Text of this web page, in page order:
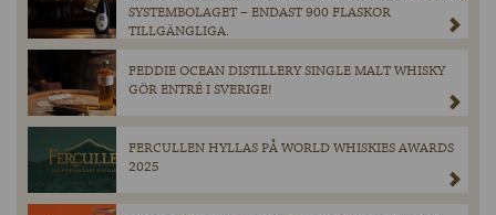
SYSTEMBOLAGET – ENDAST 900 FLASKOR
TILLGÄNGLIGA.
FEDDIE OCEAN DISTILLERY SINGLE MALT WHISKY
GÖR ENTRÉ I SVERIGE!
FERCULLEN HYLLAS PÅ WORLD WHISKIES AWARDS
2025